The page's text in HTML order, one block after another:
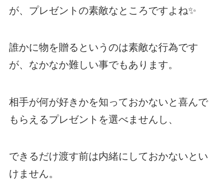
が、プレゼントの素敵なところですよね✨
誰かに物を贈るというのは素敵な行為です
が、なかなか難しい事でもあります。
相手が何が好きかを知っておかないと喜んで
もらえるプレゼントを選べませんし、
できるだけ渡す前は内緒にしておかないとい
けません。